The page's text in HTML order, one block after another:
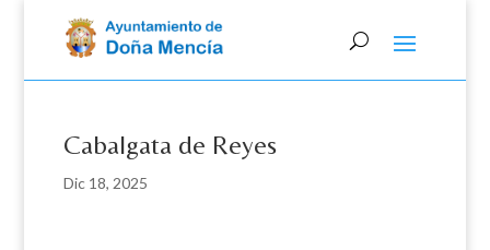
Cabalgata de Reyes
Dic 18, 2025